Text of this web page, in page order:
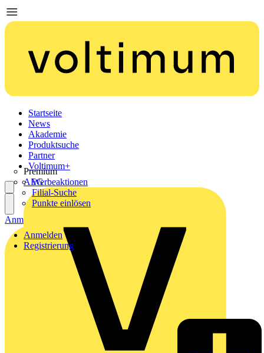
Startseite
News
Akademie
Produktsuche
Partner
Premium
AEG
Voltimum+
Werbeaktionen
Filial-Suche
Punkte einlösen
Anmelden
Registrierung
Anmelden